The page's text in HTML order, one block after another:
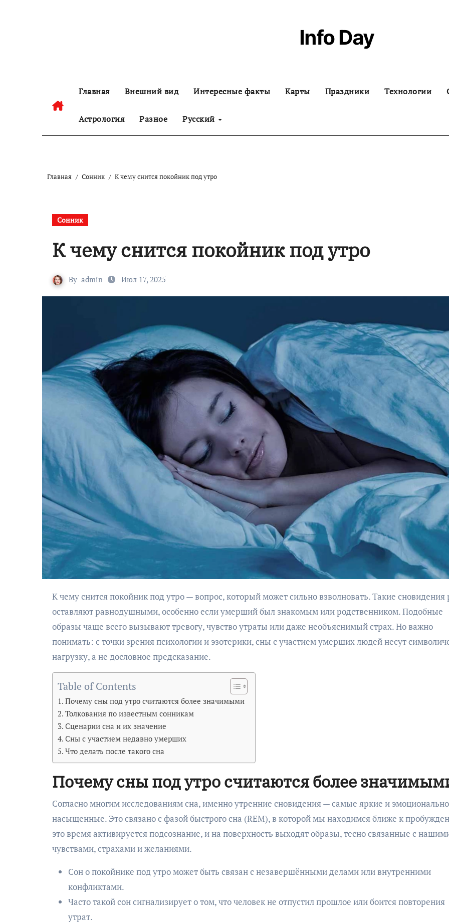
Info Day
Главная Внешний вид Интересные факты Карты Праздники Технологии
Астрология Разное Русский
Главная Сонник К чему снится покойник под утро
Сонник
К чему снится покойник под утро
By admin Июл 17, 2025
К чему снится покойник под утро — вопрос, который может сильно взволновать. Такие сновидения редко
оставляют равнодушными, особенно если умерший был знакомым или родственником. Подобные
образы чаще всего вызывают тревогу, чувство утраты или даже необъяснимый страх. Но важно
понимать: с точки зрения психологии и эзотерики, сны с участием умерших людей несут
нагрузку, а не дословное предсказание.
Table of Contents
Почему сны под утро считаются более значимыми
Толкования по известным сонникам
Сценарии сна и их значение
Сны с участием недавно умерших
Что делать после такого сна
Почему сны под утро считаются более
Согласно многим исследованиям сна, именно утренние сновидения — самые яркие и эмоционально
насыщенные. Это связано с фазой быстрого сна (REM), в которой мы находимся ближе к
это время активируется подсознание, и на поверхность выходят образы, тесно связанные с
чувствами, страхами и желаниями.
Сон о покойнике под утро может быть связан с незавершёнными делами или внутренними
конфликтами.
Часто такой сон сигнализирует о том, что человек не отпустил прошлое или боится повторения
утрат.